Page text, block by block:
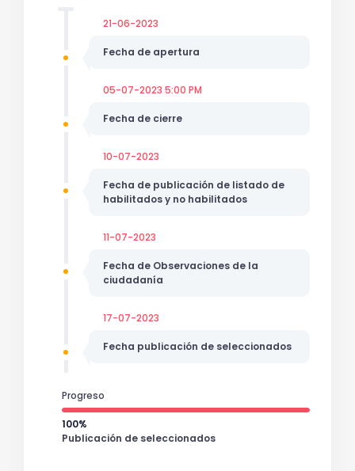
21-06-2023
Fecha de apertura
05-07-2023 5:00 PM
Fecha de cierre
10-07-2023
Fecha de publicación de listado de
habilitados y no habilitados
11-07-2023
Fecha de Observaciones de la
ciudadanía
17-07-2023
Fecha publicación de seleccionados
Progreso
100%
Publicación de seleccionados